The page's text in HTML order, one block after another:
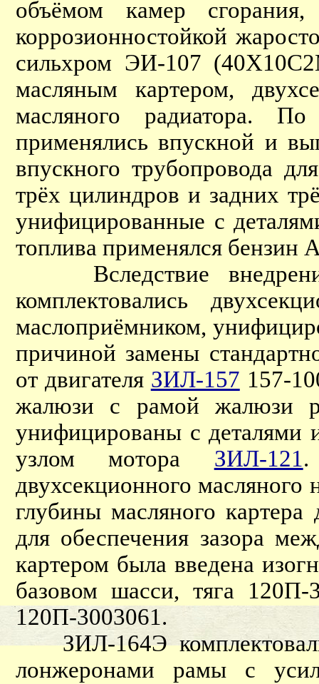
объёмом камер
коррозионностойкой
сильхром ЭИ-107
масляным картером,
масляного радиатора.
применялись впускной и
впускного трубопровода
трёх цилиндров и задних
унифицированные с
топлива применялся бензин
Вследствие внедрения
комплектовались
маслоприёмником,
причиной замены
от двигателя ЗИЛ-157 157-
жалюзи с рамой жалюзи
унифицированы с деталями
узлом мотора ЗИЛ-121.
двухсекционного
глубины масляного
для обеспечения зазора
картером была введена
базовом шасси, тяга
120П-3003061.
ЗИЛ-164Э
лонжеронами рамы с